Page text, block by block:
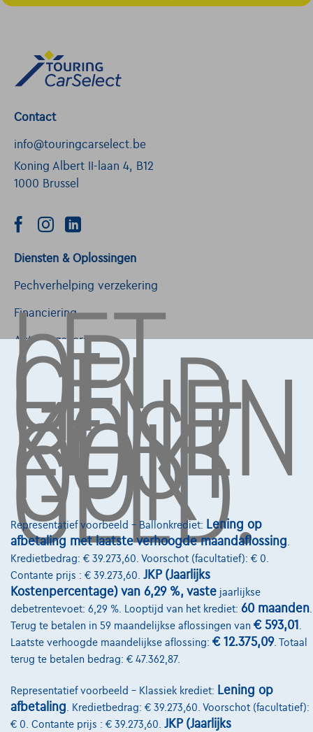
LET
OP,
GELD
LENEN
KOST
OOK
GELD.
Representatief voorbeeld – Ballonkrediet: Lening op
afbetaling met laatste verhoogde maandaflossing
Kredietbedrag: € 39.273,60. Voorschot (facultatief): € 0.
Contante prijs : € 39.273,60. JKP (Jaarlijks
Kostenpercentage) van 6,29 %, vaste jaarlijkse
debetrentevoet: 6,29 %. Looptijd van het krediet: 60 maanden
Terug te betalen in 59 maandelijkse aflossingen van € 593,01
Laatste verhoogde maandelijkse aflossing: € 12.375,09. Totaal
terug te betalen bedrag: € 47.362,87.
Representatief voorbeeld – Klassiek krediet: Lening op
afbetaling . Kredietbedrag: € 39.273,60. Voorschot (facultatief):
€ 0. Contante prijs : € 39.273,60. JKP (Jaarlijks
Contact
info@touringcarselect.be
Koning Albert II-laan 4, B12
1000 Brussel
Diensten & Oplossingen
Pechverhelping verzekering
Financiering
Autoverzekering
Lease en persoonlijke lease
Over Ons
Word klant
Wie zijn we
Kwaliteitscharter
Onze dealers
Onze partners
Onze team
Contact
@2024 TCS Mobility SA/NV Copyright
Algemene Voorwaarden
Bijstandsvoorwaarden